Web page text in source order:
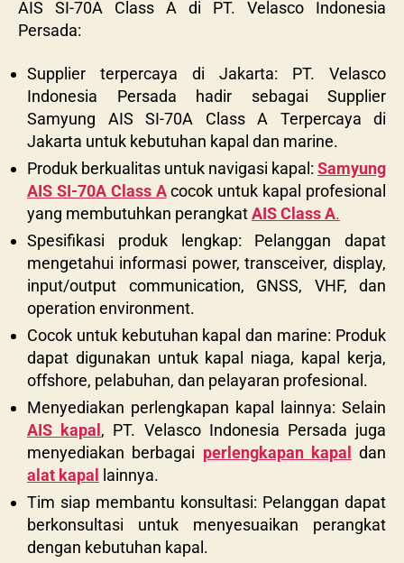
AIS SI-70A Class A di PT. Velasco Indonesia
Persada:
Supplier terpercaya di Jakarta: PT. Velasco
Indonesia Persada hadir sebagai Supplier
Samyung AIS SI-70A Class A Terpercaya di
Jakarta untuk kebutuhan kapal dan marine.
Produk berkualitas untuk navigasi kapal: Samyung
AIS SI-70A Class Acocok untuk kapal profesional
yang membutuhkan perangkatAIS Class A.
Spesifikasi produk lengkap: Pelanggan dapat
mengetahui informasi power, transceiver, display,
input/output communication, GNSS, VHF, dan
operation environment.
Cocok untuk kebutuhan kapal dan marine: Produk
dapat digunakan untuk kapal niaga, kapal kerja,
offshore, pelabuhan, dan pelayaran profesional.
Menyediakan perlengkapan kapal lainnya: Selain
AIS kapal , PT. Velasco Indonesia Persada juga
menyediakan berbagai perlengkapan kapal
dan
alat kapal
lainnya.
Tim siap membantu konsultasi: Pelanggan dapat
berkonsultasi untuk menyesuaikan perangkat
dengan kebutuhan kapal.